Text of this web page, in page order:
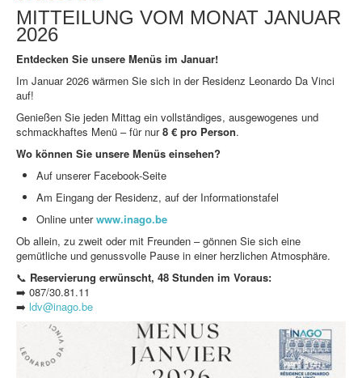
MITTEILUNG VOM MONAT JANUAR
2026
Entdecken Sie unsere Menüs im Januar!
Im Januar 2026 wärmen Sie sich in der Residenz Leonardo Da Vinci
auf!
Genießen Sie jeden Mittag ein vollständiges, ausgewogenes und
schmackhaftes Menü – für nur8 € pro Person.
Wo können Sie unsere Menüs einsehen?
Auf unserer Facebook-Seite
Am Eingang der Residenz, auf der Informationstafel
Online unterwww.inago.be
Ob allein, zu zweit oder mit Freunden – gönnen Sie sich eine
gemütliche und genussvolle Pause in einer herzlichen Atmosphäre.
📞 Reservierung erwünscht, 48 Stunden im Voraus:
➡️ 087/30.81.11
➡️ ldv@inago.be